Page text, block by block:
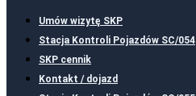
Umów wizytę SKP
Stacja Kontroli Pojazdów SC/054
SKP cennik
Kontakt / dojazd